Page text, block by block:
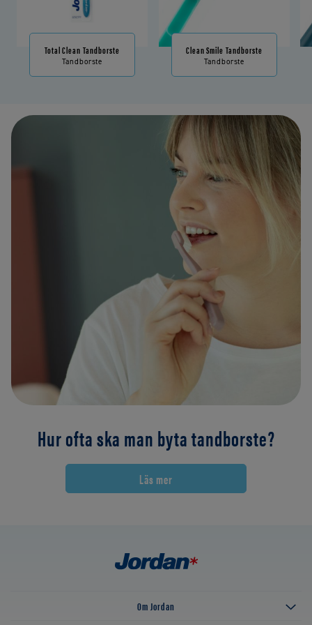
Total Clean Tandborste
Tandborste
Clean Smile Tandborste
Tandborste
Hur ofta ska man byta tandborste?
Läs mer
Om Jordan